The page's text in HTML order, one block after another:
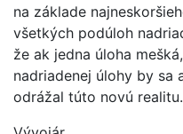
na základe
všetkých podúloh
že ak jedna úloha
nadriadenej úlohy by sa
odrážal túto novú realitu.